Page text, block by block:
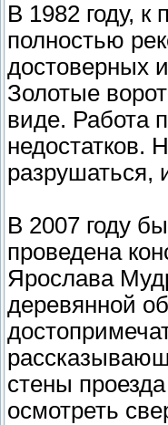
В 1982 году,
полностью
достоверных
Золотые
виде. Работа
недостатков.
разрушаться,
В 2007 году
проведена
Ярослава
деревянной
стены
осмотреть